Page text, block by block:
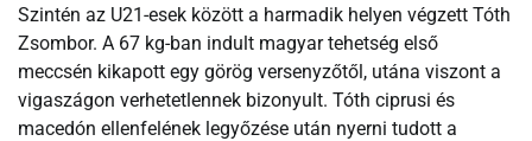
Szintén az U21-esek között a harmadik helyen végzett Tóth
Zsombor. A 67 kg-ban indult magyar tehetség első
meccsén kikapott egy görög versenyzőtől, utána viszont a
vigaszágon verhetetlennek bizonyult. Tóth ciprusi és
macedón ellenfelének legyőzése után nyerni tudott a